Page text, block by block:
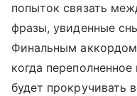
попыток связать
фразы, увиденные
Финальным
когда
будет прокручивать